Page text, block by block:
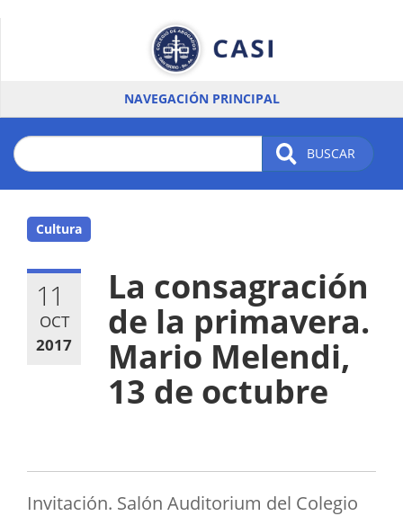
NAVEGACIÓN PRINCIPAL
BUSCAR
Cultura
11
OCT
2017
La consagración
de la primavera.
Mario Melendi,
13 de octubre
Invitación. Salón Auditorium del Colegio